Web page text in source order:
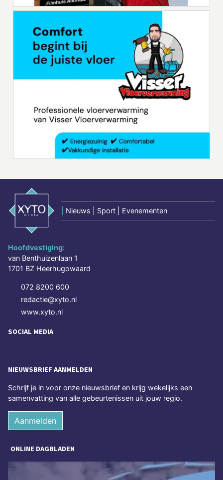
Nieuws | Sport | Evenementen
Hoofdvestiging:
van Benthuizenlaan 1
1701 BZ Heerhugowaard
072 8200 600
redactie@xyto.nl
www.xyto.nl
SOCIAL MEDIA
NIEUWSBRIEF AANMELDEN
Schrijf je in voor onze nieuwsbrief en krijg wekelijks een
samenvatting van alle gebeurtenissen uit jouw regio.
Aanmelden
ONLINE DAGBLADEN